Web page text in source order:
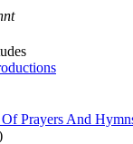
Prayers And